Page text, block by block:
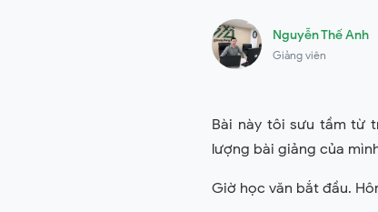
Nguyễn Thế Anh
Giảng viên
Bài này tôi sưu tầm từ
lượng bài giảng của
Giờ học văn bắt đầu.